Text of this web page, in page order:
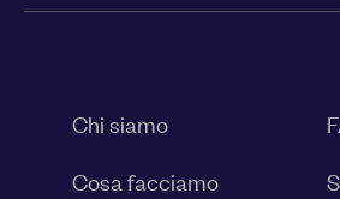
Chi siamo
Cosa facciamo